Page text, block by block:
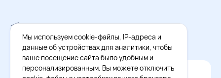
Мы в Телеграм
Документы об обработке персональных данных
Охрана труда – результаты СОУТ
Официальное приложение Восток - Запад
Мы используем cookie-файлы, IP-адреса и
данные об устройствах для аналитики, чтобы
ваше посещение сайта было удобным и
персонализированным. Вы можете отключить